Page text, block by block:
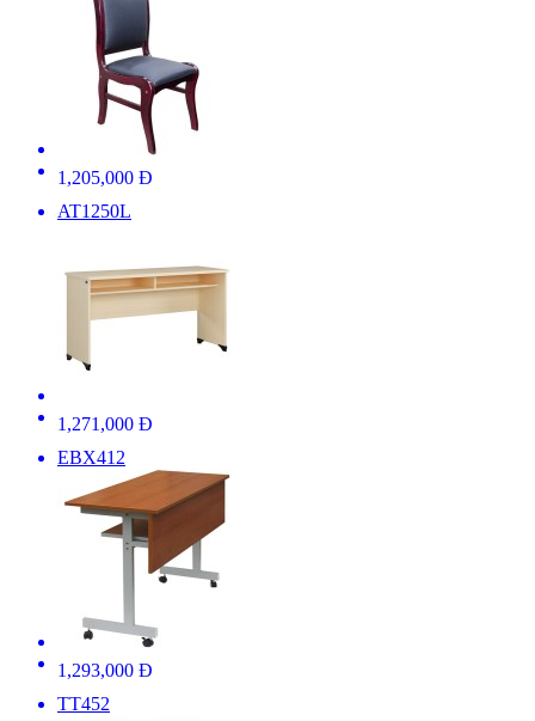
1,205,000 Đ
AT1250L
1,271,000 Đ
EBX412
1,293,000 Đ
TT452